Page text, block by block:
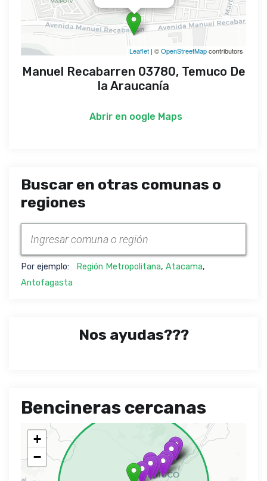
Leaflet | ©OpenStreetMapcontributors
Manuel Recabarren 03780, Temuco De
la Araucanía
Abrir en oogle Maps
Buscar en otras comunas o
regiones
Por ejemplo: Región Metropolitana, Atacama,
Antofagasta
Nos ayudas???
Bencineras cercanas
+
−